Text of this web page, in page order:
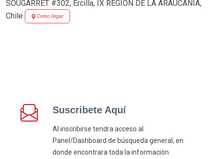
SOUGARRET #302, Ercilla, IX REGION DE LA ARAUCANIA,
Chile
Como llegar
Suscribete Aquí
Al inscribirse tendra acceso al
Panel/Dashboard de búsqueda general, en
donde encontrara toda la información